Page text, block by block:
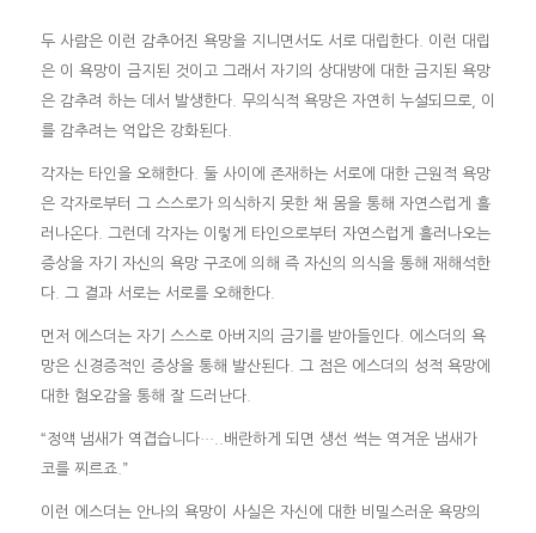
두 사람은 이런 감추어진 욕망을 지니면서도 서로 대립한다. 이런 대립
은 이 욕망이 금지된 것이고 그래서 자기의 상대방에 대한 금지된 욕망
은 감추려 하는 데서 발생한다. 무의식적 욕망은 자연히 누설되므로, 이
를 감추려는 억압은 강화된다.
각자는 타인을 오해한다. 둘 사이에 존재하는 서로에 대한 근원적 욕망
은 각자로부터 그 스스로가 의식하지 못한 채 몸을 통해 자연스럽게 흘
러나온다. 그런데 각자는 이렇게 타인으로부터 자연스럽게 흘러나오는
증상을 자기 자신의 욕망 구조에 의해 즉 자신의 의식을 통해 재해석한
다. 그 결과 서로는 서로를 오해한다.
먼저 에스더는 자기 스스로 아버지의 금기를 받아들인다. 에스더의 욕
망은 신경증적인 증상을 통해 발산된다. 그 점은 에스더의 성적 욕망에
대한 혐오감을 통해 잘 드러난다.
“정액 냄새가 역겹습니다…..배란하게 되면 생선 썩는 역겨운 냄새가
코를 찌르죠.”
이런 에스더는 안나의 욕망이 사실은 자신에 대한 비밀스러운 욕망의